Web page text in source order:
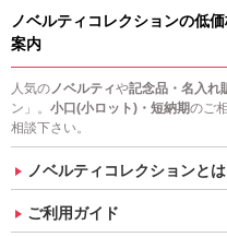
ノベルティコレクションの低
案内
人気のノベルティや記念品・名入れ
ン」。 小口(小ロット)・短納期のご
相談下さい。
ノベルティコレクションとは
ご利用ガイド